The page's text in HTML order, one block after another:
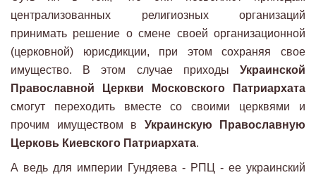
централизованных религиозных организаций
принимать решение о смене своей организационной
(церковной) юрисдикции, при этом сохраняя свое
имущество. В этом случае приходы Украинской
Православной Церкви Московского Патриархата
смогут переходить вместе со своими церквями и
прочим имуществом в Украинскую Православную
Церковь Киевского Патриархата.
А ведь для империи Гундяева - РПЦ - ее украинский